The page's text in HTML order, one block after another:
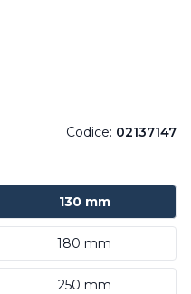
Codice: 02137147
130 mm
180 mm
250 mm